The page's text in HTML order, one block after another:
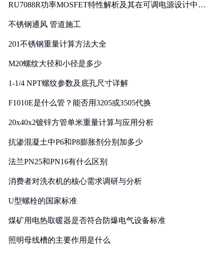
RU7088R功率MOSFET特性解析及其在可调电源设计中的
不锈钢通风 管道施工
201不锈钢重量计算方法大全
M20螺纹大径和小径是多少
1-1/4 NPT螺纹参数及底孔尺寸详解
F1010E是什么管？能否用3205或3505代换
20x40x2镀锌方管单米重量计算与应用分析
抗渗混凝土中P6和P8膨胀剂分别加多少
法兰PN25和PN16有什么区别
消费者对洗衣机的核心需求调研与分析
U型螺栓的国家标准
煤矿用电热取暖器是否符合防爆电气设备标准
照明母线槽的主要作用是什么